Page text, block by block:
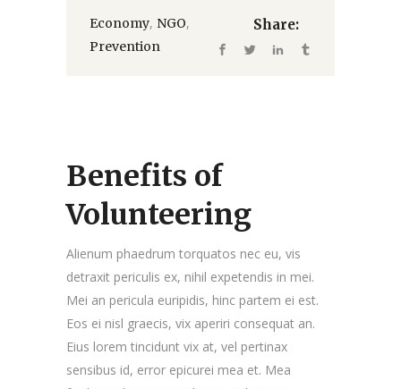
Economy, NGO,
Prevention
Share:
Benefits of
Volunteering
Alienum phaedrum torquatos nec eu, vis
detraxit periculis ex, nihil expetendis in mei.
Mei an pericula euripidis, hinc partem ei est.
Eos ei nisl graecis, vix aperiri consequat an.
Eius lorem tincidunt vix at, vel pertinax
sensibus id, error epicurei mea et. Mea